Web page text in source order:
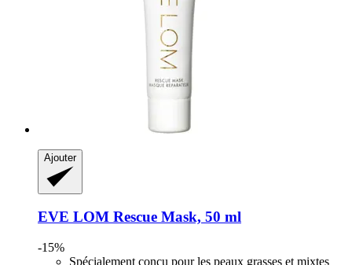
Ajouter
EVE LOM Rescue Mask, 50 ml
-15%
Spécialement conçu pour les peaux grasses et mixtes